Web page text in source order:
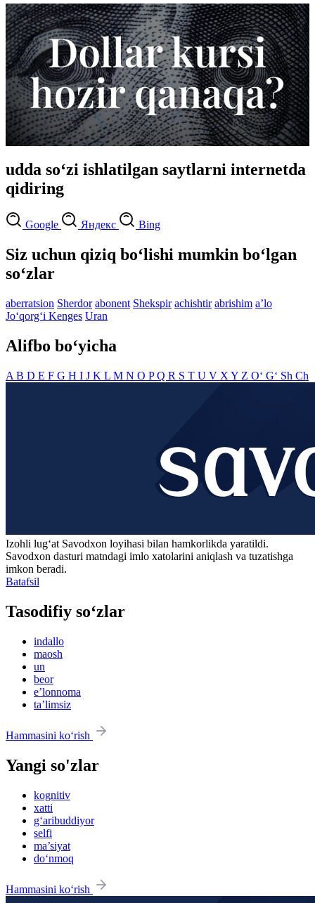
udda so‘zi ishlatilgan saytlarni internetda
qidiring
Google Яндекс Bing
Siz uchun qiziq bo‘lishi mumkin bo‘lgan
so‘zlar
aberratsion Sherdor abonent Shekspir achishtir abrishim aʼlo
Jo‘qorg‘i Kenges Uran
Alifbo bo‘yicha
A B D E F G H I J K L M N O PQ R S T U V X Y Z O‘ G‘ Sh Ch
Izohli lugʻat Savodxon loyihasi bilan hamkorlikda yaratildi.
Savodxon dasturi matndagi imlo xatolarini aniqlash va tuzatishga
imkon beradi.
Batafsil
Tasodifiy so‘zlar
indallo
maosh
un
beor
eʼlonnoma
taʼlimsiz
Hammasini ko‘rish
Yangi so'zlar
kognitiv
xatti
g‘aribuddiyor
selfi
ma’siyat
do‘nmoq
Hammasini ko‘rish